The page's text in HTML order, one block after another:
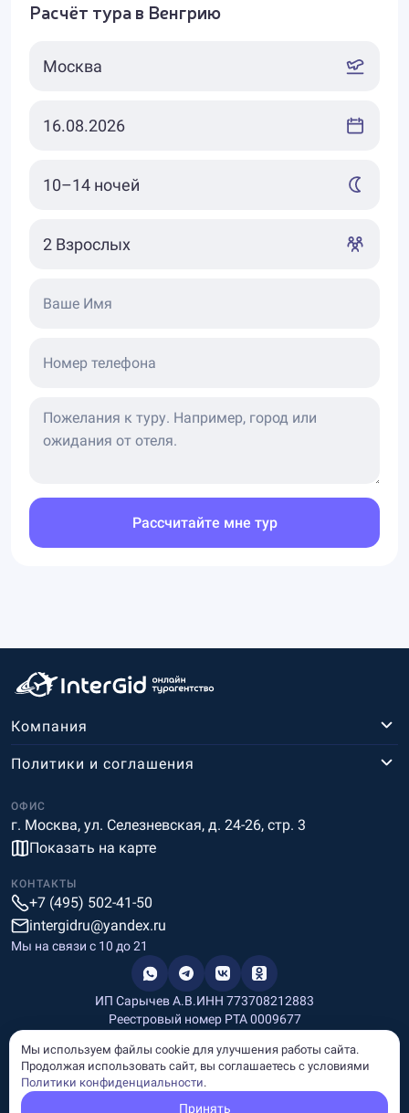
Расчёт тура в Венгрию
Ваше Имя
Номер телефона
Рассчитайте мне тур
Компания
ОФИС
г. Москва, ул. Селезневская, д. 24-26, стр. 3
Показать на карте
Политики и соглашения
КОНТАКТЫ
+7 (495) 502-41-50
intergidru@yandex.ru
Мы на связи c 10 до 21
ИП Сарычев А.В.ИНН 773708212883
Реестровый номер РТА 0009677
Информация, размещённая на сайте, носит информационный
характер и не является рекламой и публичной офертой.
Мы используем файлы cookie для улучшения работы сайта.
Продолжая использовать сайт, вы соглашаетесь с условиями
Политики конфиденциальности.
Принять